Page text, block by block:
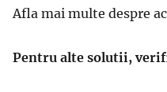
Afla mai multe despre
Pentru alte solutii,